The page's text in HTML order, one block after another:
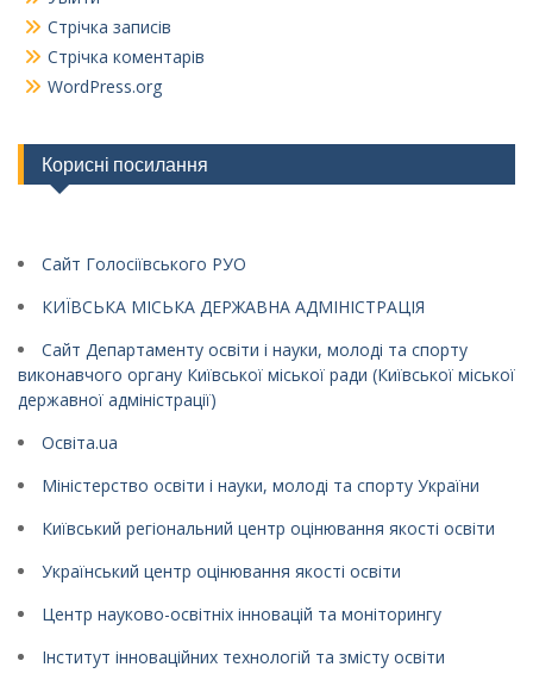
Стрічка записів
Стрічка коментарів
WordPress.org
Корисні посилання
Сайт Голосіївського РУО
КИЇВСЬКА МІСЬКА ДЕРЖАВНА АДМІНІСТРАЦІЯ
Сайт Департаменту освіти і науки, молоді та спорту
виконавчого органу Київської міської ради (Київської міської
державної адміністрації)
Освіта.ua
Міністерство освіти і науки, молоді та спорту України
Київський регіональний центр оцінювання якості освіти
Український центр оцінювання якості освіти
Центр науково-освітніх інновацій та моніторингу
Інститут інноваційних технологій та змісту освіти